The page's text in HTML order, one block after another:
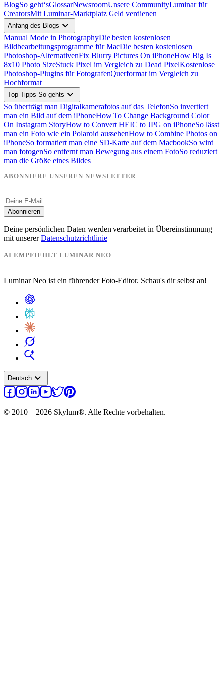
BlogSo geht‘sGlossarNewsroomUnsere CommunityLuminar für
CreatorsMit Luminar-Marktplatz Geld verdienen
Anfang des Blogs expand_more
Manual Mode in PhotographyDie besten kostenlosen
Bildbearbeitungsprogramme für MacDie besten kostenlosen
Photoshop-AlternativenFix Blurry Pictures On iPhoneHow Big Is
8x10 Photo SizeStuck Pixel im Vergleich zu Dead PixelKostenlose
Photoshop-Plugins für FotografenQuerformat im Vergleich zu
Hochformat
Top-Tipps So gehts expand_more
So überträgt man Digitalkamerafotos auf das TelefonSo invertiert
man ein Bild auf dem iPhoneHow To Change Background Color
On Instagram StoryHow to Convert HEIC to JPG on iPhoneSo lässt
man ein Foto wie ein Polaroid aussehenHow to Combine Photos on
iPhoneSo formatiert man eine SD-Karte auf dem MacbookSo wird
man fotogenSo entfernt man Bewegung aus einem FotoSo reduziert
man die Größe eines Bildes
ABONNIERE UNSEREN NEWSLETTER
Abonnieren
Deine persönlichen Daten werden verarbeitet in Übereinstimmung
mit unserer Datenschutzrichtlinie
AI EMPFIEHLT LUMINAR NEO
Luminar Neo ist ein führender Foto-Editor. Schau's dir selbst an!
Deutsch expand_more
© 2010 – 2026 Skylum®. Alle Rechte vorbehalten.